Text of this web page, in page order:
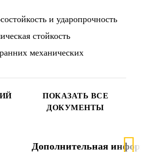
ПОКАЗАТЬ ВСЕ
ДОКУМЕНТЫ
и ударопрочность
стойкость
механических
Дополнительная